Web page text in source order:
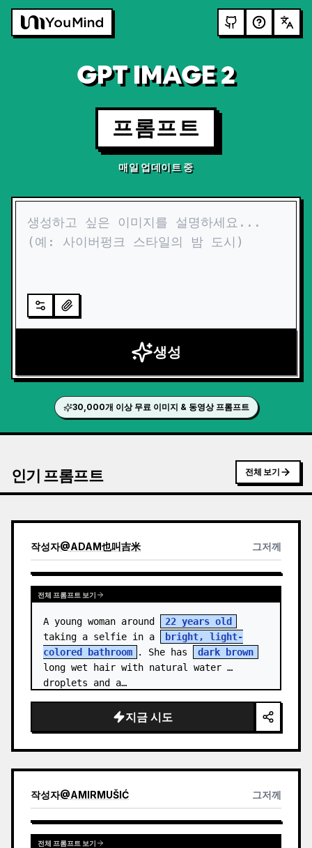
GPT IMAGE 2
프롬프트
매일 업데이트 중
생성
30,000개 이상 무료 이미지 & 동영상 프롬프트
인기 프롬프트 전체 보기
작성자@ADAM也叫吉米 그저께
전체 프롬프트 보기
A young woman around
22 years old
taking a selfie in a
bright, light-
colored bathroom
. She has
dark brown
long wet hair with natural water
droplets and a…
지금 시도
작성자@AMIRMUŠIĆ 그저께
전체 프롬프트 보기